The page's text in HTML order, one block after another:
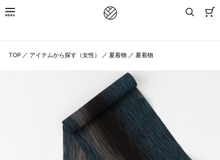
TOP ／ アイテムから探す（女性） ／ 夏着物 ／ 夏着物